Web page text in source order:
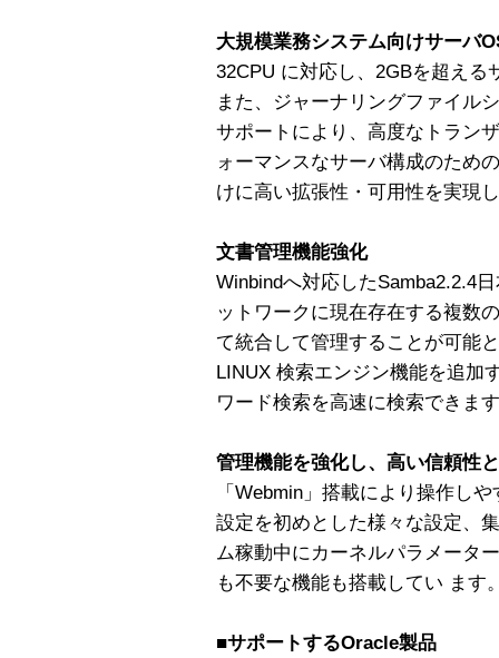
大規模業務システム向けサーバ
32CPU に対応し、2GBを超え
また、ジャーナリングファイル
サポートにより、高度なトラン
ォーマンスなサーバ構成のため
けに高い拡張性・可用性を実現
文書管理機能強化
Winbindへ対応したSamba2.2.4
ットワークに現在存在する複数
て統合して管理することが可能
LINUX 検索エンジン機能を追加
ワード検索を高速に検索できま
管理機能を強化し、高い信頼性
「Webmin」搭載により操作し
設定を初めとした様々な設定、
ム稼動中にカーネルパラメータ
も不要な機能も搭載してい ます
■サポートするOracle製品